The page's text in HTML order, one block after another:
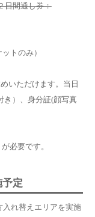
日間通し券：
トのみ）
いただけます。 当日
き）、身分証(顔写真
必要です。
定
入れ替えエリアを実施